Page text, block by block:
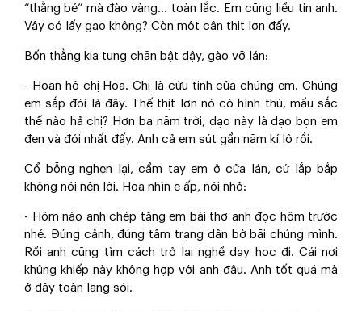
“thằng bé” mà đào vàng… toàn lắc. Em cũng liều tin anh.
Vậy có lấy gạo không? Còn một cân thịt lợn đấy.
Bốn thằng kia tung chăn bật dậy, gào vỡ lán:
- Hoan hô chị Hoa. Chị là cứu tinh của chúng em. Chúng
em sắp đói lả đây. Thế thịt lợn nó có hình thù, mầu sắc
thế nào hả chị? Hơn ba năm trời, dạo này là dạo bọn em
đen và đói nhất đấy. Anh cả em sút gần năm kí lô rồi.
Cổ bỗng nghẹn lại, cầm tay em ở cửa lán, cứ lắp bắp
không nói nên lời. Hoa nhìn e ấp, nói nhỏ:
- Hôm nào anh chép tặng em bài thơ anh đọc hôm trước
nhé. Đúng cảnh, đúng tâm trạng dân bờ bãi chúng mình.
Rồi anh cũng tìm cách trở lại nghề dạy học đi. Cái nơi
khủng khiếp này không hợp với anh đâu. Anh tốt quá mà
ở đây toàn lang sói.